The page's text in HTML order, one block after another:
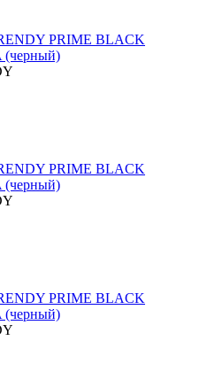
PRIME BLACK
(черный)
PRIME BLACK
(черный)
PRIME BLACK
(черный)